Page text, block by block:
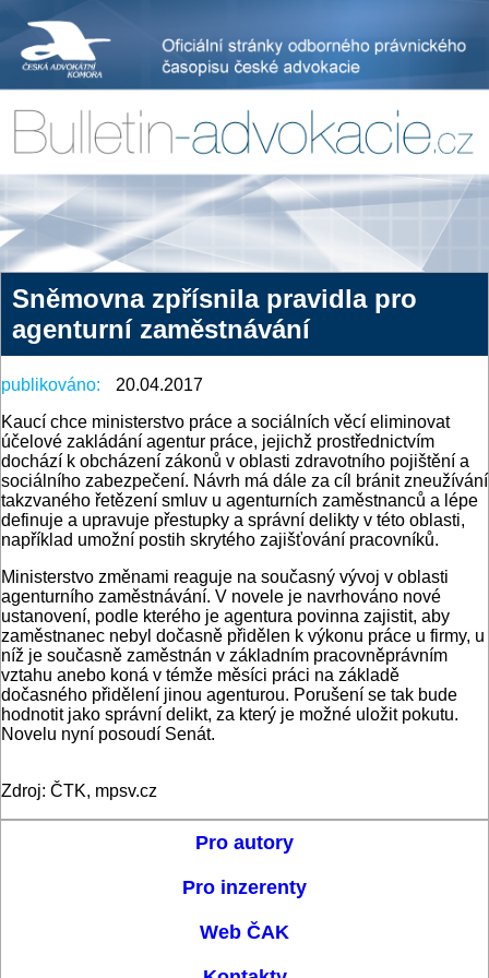
Sněmovna zpřísnila pravidla pro
agenturní zaměstnávání
publikováno:
20.04.2017
Kaucí chce ministerstvo práce a sociálních věcí eliminovat
účelové zakládání agentur práce, jejichž prostřednictvím
dochází k obcházení zákonů v oblasti zdravotního pojištění a
sociálního zabezpečení. Návrh má dále za cíl bránit zneužívání
takzvaného řetězení smluv u agenturních zaměstnanců a lépe
definuje a upravuje přestupky a správní delikty v této oblasti,
například umožní postih skrytého zajišťování pracovníků.
Ministerstvo změnami reaguje na současný vývoj v oblasti
agenturního zaměstnávání. V novele je navrhováno nové
ustanovení, podle kterého je agentura povinna zajistit, aby
zaměstnanec nebyl dočasně přidělen k výkonu práce u firmy, u
níž je současně zaměstnán v základním pracovněprávním
vztahu anebo koná v témže měsíci práci na základě
dočasného přidělení jinou agenturou. Porušení se tak bude
hodnotit jako správní delikt, za který je možné uložit pokutu.
Novelu nyní posoudí Senát.
Zdroj: ČTK, mpsv.cz
Pro autory
Pro inzerenty
Web ČAK